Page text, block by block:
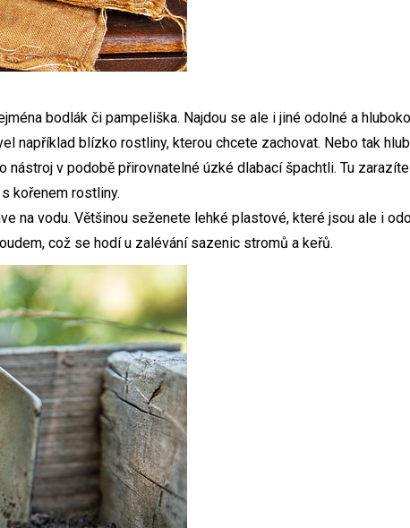
bodlák či pampeliška. Najdou se ale i jiné odolné a hluboko
například blízko rostliny, kterou chcete zachovat. Nebo tak
v podobě přirovnatelné úzké dlabací špachtli. Tu
kořenem rostliny.
na vodu. Většinou seženete lehké plastové, které jsou ale i
což se hodí u zalévání sazenic stromů a keřů.